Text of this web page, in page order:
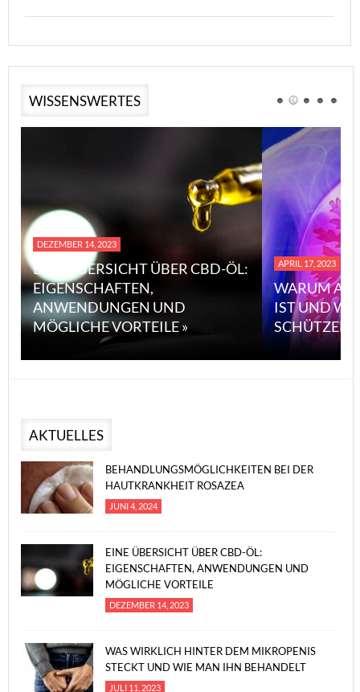
WISSENSWERTES
DEZEMBER 14, 2023
EINE ÜBERSICHT ÜBER CBD-ÖL:
EIGENSCHAFTEN,
ANWENDUNGEN UND
MÖGLICHE VORTEILE »
APRIL 17, 2023
WARUM
IST UND
SCHÜTZEN
AKTUELLES
BEHANDLUNGSMÖGLICHKEITEN BEI DER
HAUTKRANKHEIT ROSAZEA
JUNI 4, 2024
EINE ÜBERSICHT ÜBER CBD-ÖL:
EIGENSCHAFTEN, ANWENDUNGEN UND
MÖGLICHE VORTEILE
DEZEMBER 14, 2023
WAS WIRKLICH HINTER DEM MIKROPENIS
STECKT UND WIE MAN IHN BEHANDELT
JULI 11, 2023